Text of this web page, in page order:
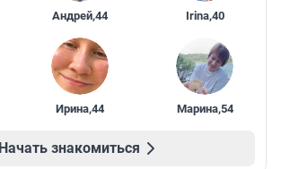
Андрей,44 Irina,40
Ирина,44 Марина,54
Начать знакомиться